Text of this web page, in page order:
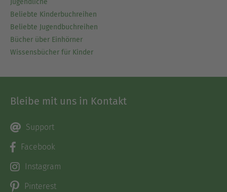
Beliebte Kinderbuchreihen
Beliebte Jugendbuchreihen
Bücher über Einhörner
Wissensbücher für Kinder
Bleibe mit uns in Kontakt
Support
Facebook
Instagram
Pinterest